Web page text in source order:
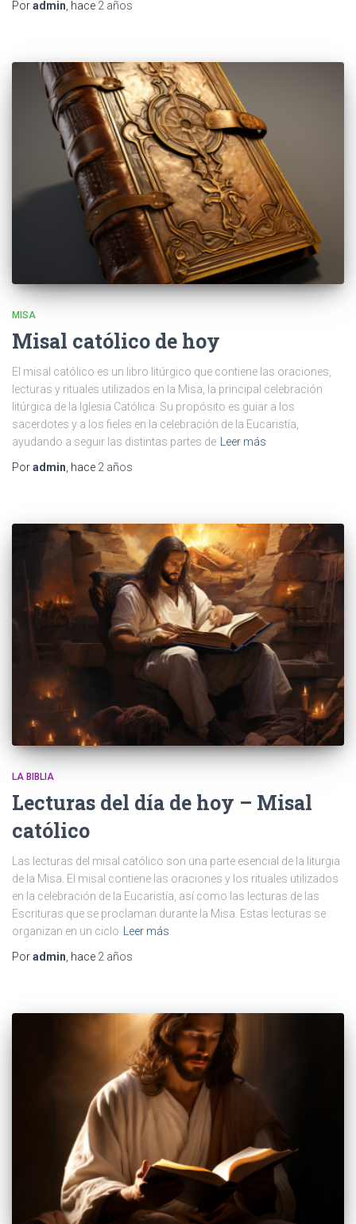
Poradmin, hace 2 años
MISA
Misal católico de hoy
El misal católico es un libro litúrgico que contiene las oraciones,
lecturas y rituales utilizados en la Misa, la principal celebración
litúrgica de la Iglesia Católica. Su propósito es guiar a los
sacerdotes y a los fieles en la celebración de la Eucaristía,
ayudando a seguir las distintas partes de
Leer más
Poradmin , hace 2 años
LA BIBLIA
Lecturas del día de hoy – Misal
católico
Las lecturas del misal católico son una parte esencial de la liturgia
de la Misa. El misal contiene las oraciones y los rituales utilizados
en la celebración de la Eucaristía, así como las lecturas de las
Escrituras que se proclaman durante la Misa. Estas lecturas se
organizan en un ciclo Leer más
Poradmin , hace 2 años